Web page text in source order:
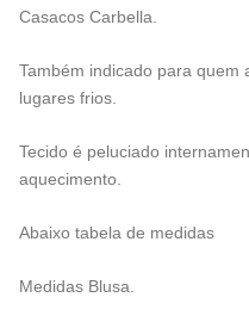
Casacos Carbella.
Também indicado para quem
lugares frios.
Tecido é peluciado
aquecimento.
Abaixo tabela de medidas
Medidas Blusa.